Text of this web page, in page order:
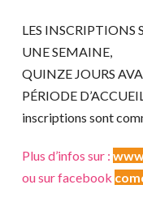
LES INSCRIPTIONS
UNE SEMAINE,
QUINZE JOURS
PÉRIODE
inscriptions sont
Plus d’infos sur :
ou sur facebook